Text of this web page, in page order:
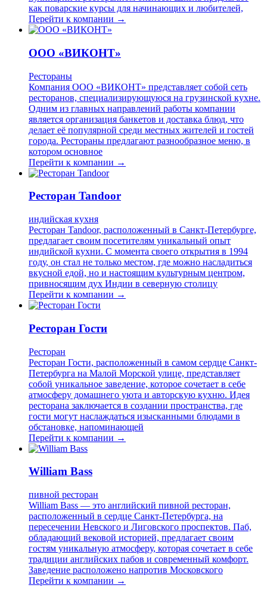
как поварские курсы для начинающих и любителей,
Перейти к компании →
ООО «ВИКОНТ»
Рестораны
Компания ООО «ВИКОНТ» представляет собой сеть
ресторанов, специализирующуюся на грузинской кухне.
Одним из главных направлений работы компании
является организация банкетов и доставка блюд, что
делает её популярной среди местных жителей и гостей
города. Рестораны предлагают разнообразное меню, в
котором основное
Перейти к компании →
Ресторан Tandoor
индийская кухня
Ресторан Tandoor, расположенный в Санкт-Петербурге,
предлагает своим посетителям уникальный опыт
индийской кухни. С момента своего открытия в 1994
году, он стал не только местом, где можно насладиться
вкусной едой, но и настоящим культурным центром,
привносящим дух Индии в северную столицу
Перейти к компании →
Ресторан Гости
Ресторан
Ресторан Гости, расположенный в самом сердце Санкт-
Петербурга на Малой Морской улице, представляет
собой уникальное заведение, которое сочетает в себе
атмосферу домашнего уюта и авторскую кухню. Идея
ресторана заключается в создании пространства, где
гости могут наслаждаться изысканными блюдами в
обстановке, напоминающей
Перейти к компании →
William Bass
пивной ресторан
William Bass — это английский пивной ресторан,
расположенный в сердце Санкт-Петербурга, на
пересечении Невского и Лиговского проспектов. Паб,
обладающий вековой историей, предлагает своим
гостям уникальную атмосферу, которая сочетает в себе
традиции английских пабов и современный комфорт.
Заведение расположено напротив Московского
Перейти к компании →